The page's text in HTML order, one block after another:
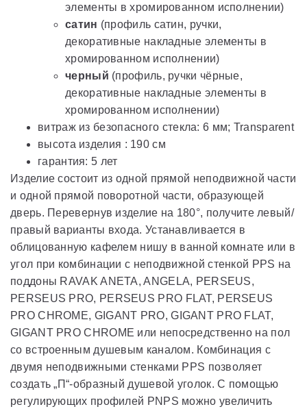
элементы в хромированном исполнении)
сатин (профиль сатин, ручки,
декоративные накладные элементы в
хромированном исполнении)
черный (профиль, ручки чёрные,
декоративные накладные элементы в
хромированном исполнении)
витраж из безопасного стекла: 6 мм; Transparent
высота изделия : 190 см
гарантия: 5 лет
Изделие состоит из одной прямой неподвижной части
и одной прямой поворотной части, образующей
дверь. Перевернув изделие на 180°, получите левый/
правый варианты входа. Устанавливается в
облицованную кафелем нишу в ванной комнате или в
угол при комбинации с неподвижной стенкой PPS на
поддоны RAVAK ANETA, ANGELA, PERSEUS,
PERSEUS PRO, PERSEUS PRO FLAT, PERSEUS
PRO CHROME, GIGANT PRO, GIGANT PRO FLAT,
GIGANT PRO CHROME или непосредственно на пол
со встроенным душевым каналом. Комбинация с
двумя неподвижными стенками PPS позволяет
создать „П“-образный душевой уголок. С помощью
регулирующих профилей PNPS можно увеличить